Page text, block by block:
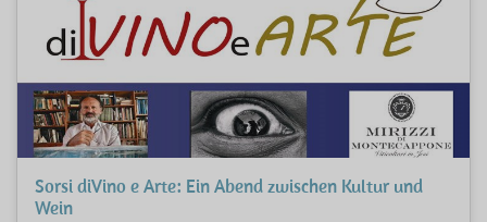
Sorsi diVino e Arte: Ein Abend zwischen Kultur und
Wein